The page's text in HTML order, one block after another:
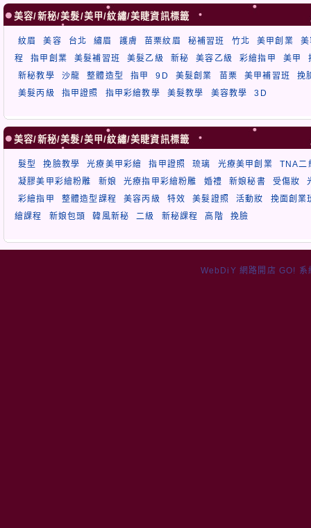
美容/新秘/美髮/美甲/紋繡/美睫資訊標籤
紋眉 美容 台北 繡眉 護膚 苗栗紋眉 秘補習班 竹北 美甲創業
程
指甲創業 美髮補習班 美髮乙級 新秘 美容乙級 彩繪指甲 美甲
新秘教學
沙龍 整體造型 指甲 9D 美髮創業 苗栗 美甲補習班
挽
美髮丙級
指甲證照 指甲彩繪教學 美髮教學 美容教學 3D
美容/新秘/美髮/美甲/紋繡/美睫資訊標籤
髮型 挽臉教學 光療美甲彩繪 指甲證照 琉璃 光療美甲創業
TNA二
凝膠美甲彩繪粉雕
新娘 光療指甲彩繪粉雕 婚禮 新娘秘書 受傷妝
彩繪指甲
整體造型課程 美容丙級 特效 美髮證照 活動妝
挽面創業
繪課程
新娘包頭 韓風新秘 二級 新秘課程 高階 挽臉
WebDiY 網路開店 GO! 系